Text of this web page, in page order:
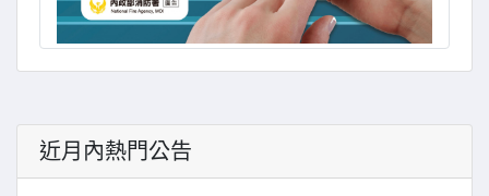
近月內熱門公告